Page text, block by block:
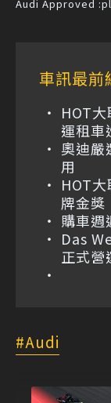
Audi Approved
車訊最前
HOT
運租車
奧迪嚴
用
HOT
牌金獎
購車週
Das
正式營
Audi